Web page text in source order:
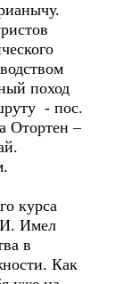
поход
- пос.
Отортен –
курса
Имел
в
Как